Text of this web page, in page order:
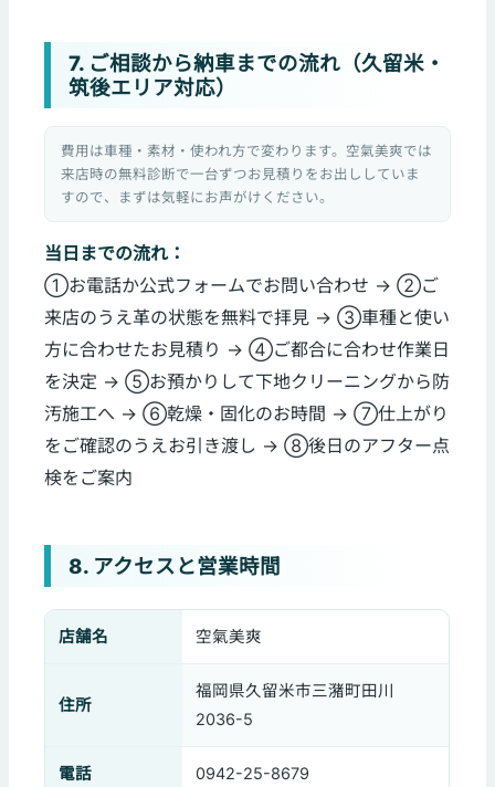
7. ご相談から納車までの流れ（久留米・
筑後エリア対応）
費用は車種・素材・使われ方で変わります。空氣美爽では
来店時の無料診断で一台ずつお見積りをお出ししていま
すので、まずは気軽にお声がけください。
当日までの流れ：
①お電話か公式フォームでお問い合わせ → ②ご
来店のうえ革の状態を無料で拝見 → ③車種と使い
方に合わせたお見積り → ④ご都合に合わせ作業日
を決定 → ⑤お預かりして下地クリーニングから防
汚施工へ → ⑥乾燥・固化のお時間 → ⑦仕上がり
をご確認のうえお引き渡し → ⑧後日のアフター点
検をご案内
8. アクセスと営業時間
店舗名 空氣美爽
住所
福岡県久留米市三潴町田川
2036-5
電話 0942-25-8679